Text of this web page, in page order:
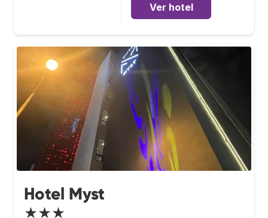
Ver hotel
Hotel Myst
★★★